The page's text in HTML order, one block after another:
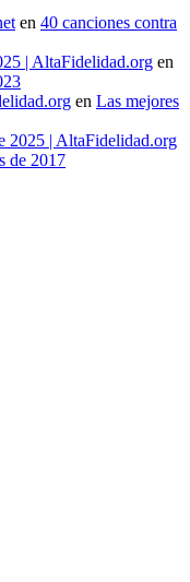
en 40 canciones contra
| AltaFidelidad.org en
en Las mejores
2025 | AltaFidelidad.org
de 2017